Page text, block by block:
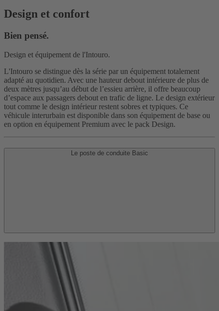
Design et confort
Bien pensé.
Design et équipement de l'Intouro.
L'Intouro se distingue dès la série par un équipement totalement
adapté au quotidien. Avec une hauteur debout intérieure de plus de
deux mètres jusqu’au début de l’essieu arrière, il offre beaucoup
d’espace aux passagers debout en trafic de ligne. Le design extérieur
tout comme le design intérieur restent sobres et typiques. Ce
véhicule interurbain est disponible dans son équipement de base ou
en option en équipement Premium avec le pack Design.
Le poste de conduite Basic